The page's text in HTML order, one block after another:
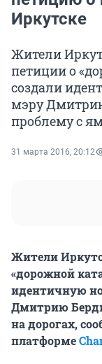
Иркутске
Жители
петиции о
создали
мэру
проблему с
31 марта 2016, 20:12
Жители
«дорожной
идентичную
Дмитрию
на дорогах,
платформе